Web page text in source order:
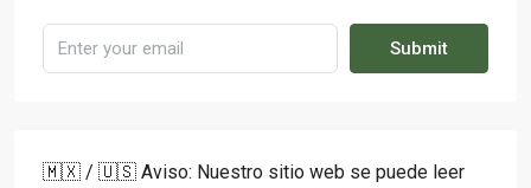
Submit
🇲🇽 / 🇺🇸 Aviso: Nuestro sitio web se puede leer